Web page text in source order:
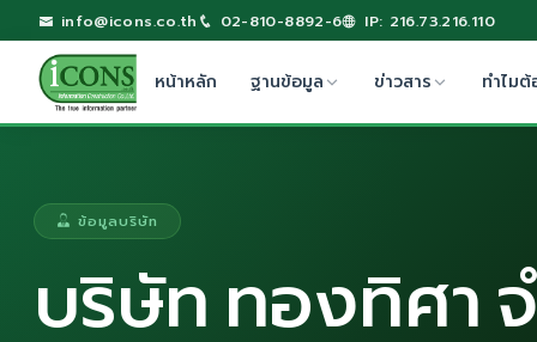
info@icons.co.th 02-810-8892-6 IP: 216.73.216.110
หน้าหลัก ฐานข้อมูล ข่าวสาร ทำไมต้
ข้อมูลบริษัท
บริษัท ทองทิศา